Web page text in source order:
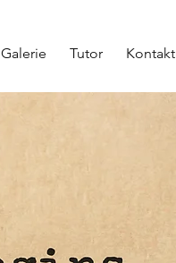
Galerie Tutor Kontakt